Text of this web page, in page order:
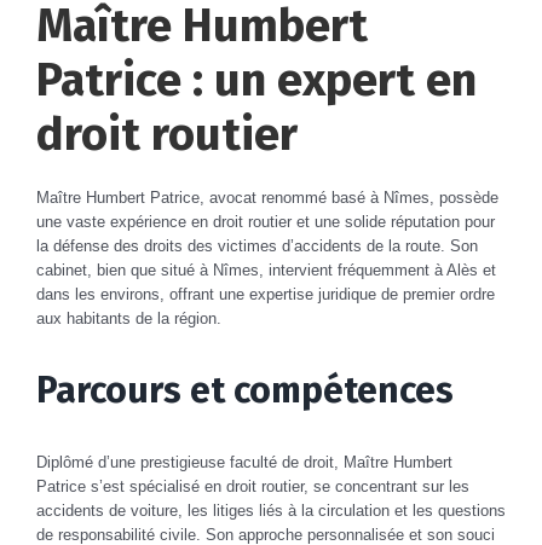
Maître Humbert
Patrice : un expert en
droit routier
Maître Humbert Patrice, avocat renommé basé à Nîmes, possède
une vaste expérience en droit routier et une solide réputation pour
la défense des droits des victimes d’accidents de la route. Son
cabinet, bien que situé à Nîmes, intervient fréquemment à Alès et
dans les environs, offrant une expertise juridique de premier ordre
aux habitants de la région.
Parcours et compétences
Diplômé d’une prestigieuse faculté de droit, Maître Humbert
Patrice s’est spécialisé en droit routier, se concentrant sur les
accidents de voiture, les litiges liés à la circulation et les questions
de responsabilité civile. Son approche personnalisée et son souci